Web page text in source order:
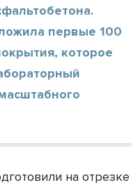
первые 100
которое
на отрезке